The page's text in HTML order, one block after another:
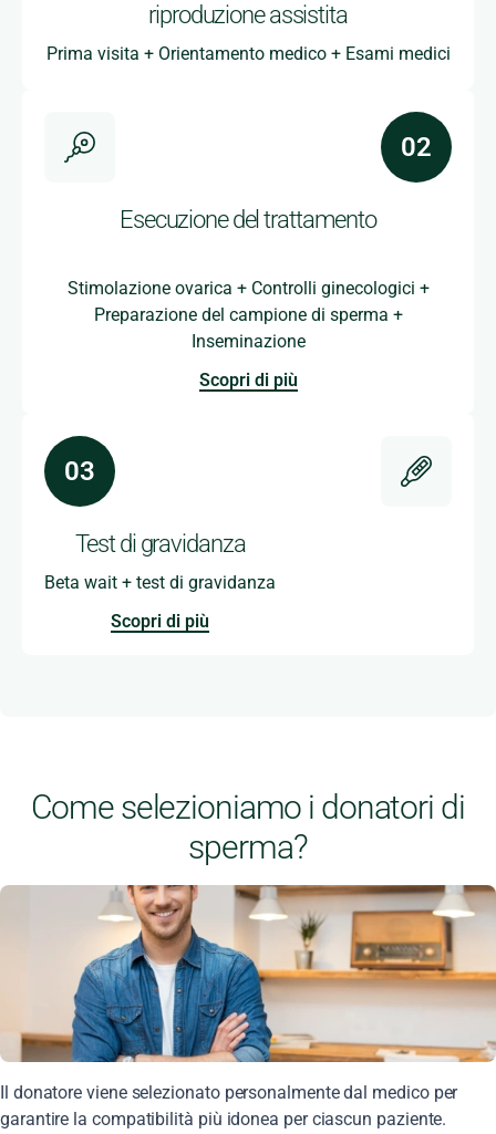
riproduzione assistita
Prima visita + Orientamento medico + Esami medici
Esecuzione del trattamento
Stimolazione ovarica + Controlli ginecologici +
Preparazione del campione di sperma +
Inseminazione
Scopri di più
Test di gravidanza
Beta wait + test di gravidanza
Scopri di più
Come selezioniamo i donatori di
sperma?
Il donatore viene selezionato personalmente dal medico per
garantire la compatibilità più idonea per ciascun paziente.